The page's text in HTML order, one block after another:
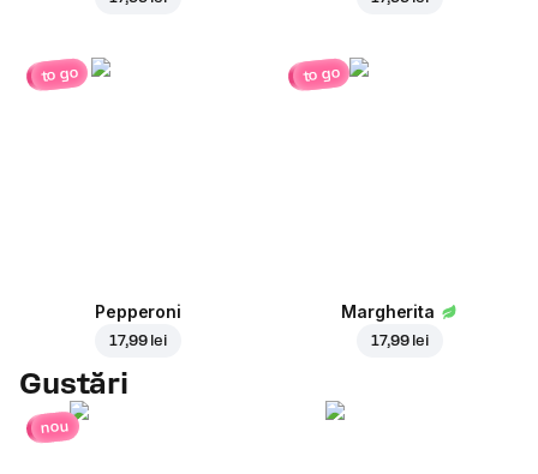
to go
Pepperoni
17,99 lei
to go
Margherita
17,99 lei
Gustări
nou